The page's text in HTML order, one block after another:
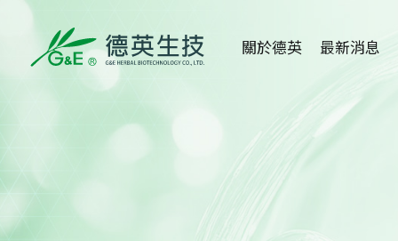
關於德英
關於德英
品牌故事
創辦人
最新消息
全部消息